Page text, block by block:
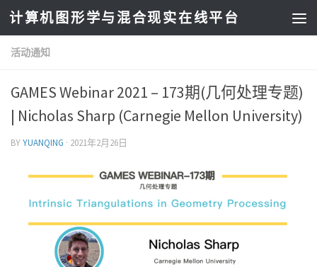
计算机图形学与混合现实在线平台
活动通知
GAMES Webinar 2021 – 173期(几何处理专题)
| Nicholas Sharp (Carnegie Mellon University)
BYYUANQING · 2021年2月26日